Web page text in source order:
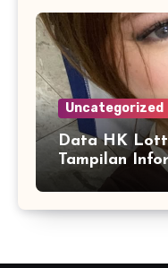
Uncategorized
Data HK
Tampilan
Visualisasi